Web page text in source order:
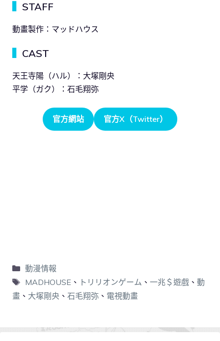
STAFF
動畫製作：マッドハウス
CAST
天王寺陽（ハル）：大塚剛央
平学（ガク）：石毛翔弥
官方網站 官方X（Twitter）
動漫情報
MADHOUSE 、 トリリオンゲーム 、 一兆＄遊戲、 動
畫 、 大塚剛央 、 石毛翔弥 、 電視動畫